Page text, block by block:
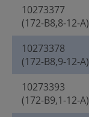
10273377
(172-B8,8-12-A)
10273378
(172-B8,9-12-A)
10273393
(172-B9,1-12-A)